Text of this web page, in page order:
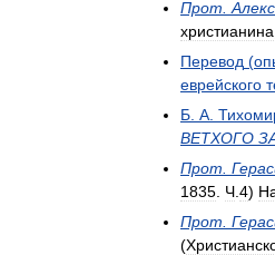
Прот
христианина
Перевод (
еврейского
Б А
ВЕТХОГО
Прот
1835 Ч 4)
Прот
(